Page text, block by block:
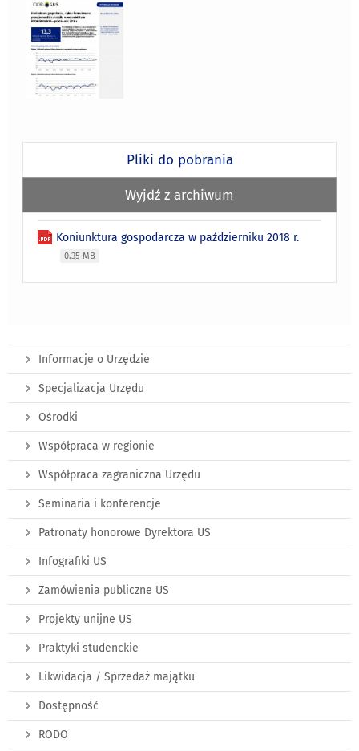
Pliki do pobrania
Wyjdź z archiwum
Koniunktura gospodarcza w październiku 2018 r.
0.35 MB
Informacje o Urzędzie
Specjalizacja Urzędu
Ośrodki
Współpraca w regionie
Współpraca zagraniczna Urzędu
Seminaria i konferencje
Patronaty honorowe Dyrektora US
Infografiki US
Zamówienia publiczne US
Projekty unijne US
Praktyki studenckie
Likwidacja / Sprzedaż majątku
Dostępność
RODO